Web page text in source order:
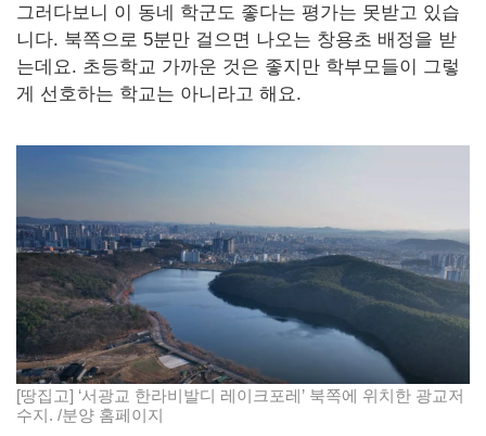
그러다보니 이 동네 학군도 좋다는 평가는 못받고 있습
니다. 북쪽으로 5분만 걸으면 나오는 창용초 배정을 받
는데요. 초등학교 가까운 것은 좋지만 학부모들이 그렇
게 선호하는 학교는 아니라고 해요.
[땅집고] ‘서광교 한라비발디 레이크포레’ 북쪽에 위치한 광교저
수지. /분양 홈페이지